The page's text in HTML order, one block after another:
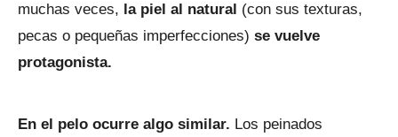
muchas veces, la piel al natural (con sus texturas,
pecas o pequeñas imperfecciones) se vuelve
protagonista.
En el pelo ocurre algo similar. Los peinados